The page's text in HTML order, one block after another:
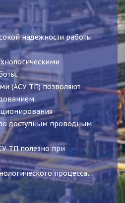
надежности работы
(АСУ ТП) позволяют
доступным проводным
ТП полезно при
процесса,